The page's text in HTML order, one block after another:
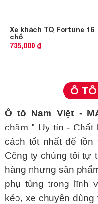
Xe khách TQ Fortune 16
chổ
735,000 ₫
Ô
Ô tô Nam Việt -
châm " Uy tín - Chất
cách tốt nhất để tồn
Công ty chúng tôi tự
hàng những sản
phụ tùng trong lĩnh
kéo, xe chuyên